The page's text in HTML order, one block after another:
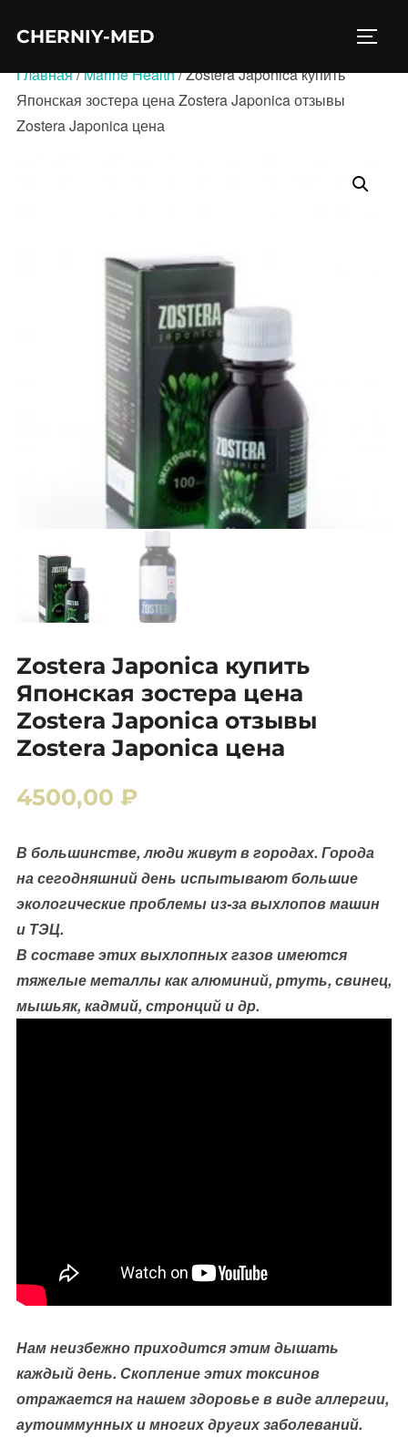
CHERNIY-MED
Главная/Marine Health/ Zostera Japonica купить
Японская зостера цена Zostera Japonica отзывы
Zostera Japonica цена
Zostera Japonica купить
Японская зостера цена
Zostera Japonica отзывы
Zostera Japonica цена
4500,00 ₽
В большинстве, люди живут в городах. Города
на сегодняшний день испытывают большие
экологические проблемы из-за выхлопов машин
и ТЭЦ.
В составе этих выхлопных газов имеются
тяжелые металлы как алюминий, ртуть, свинец,
мышьяк, кадмий, стронций и др.
Нам неизбежно приходится этим дышать
каждый день. Скопление этих токсинов
отражается на нашем здоровье в виде аллергии,
аутоиммунных и многих других заболеваний.